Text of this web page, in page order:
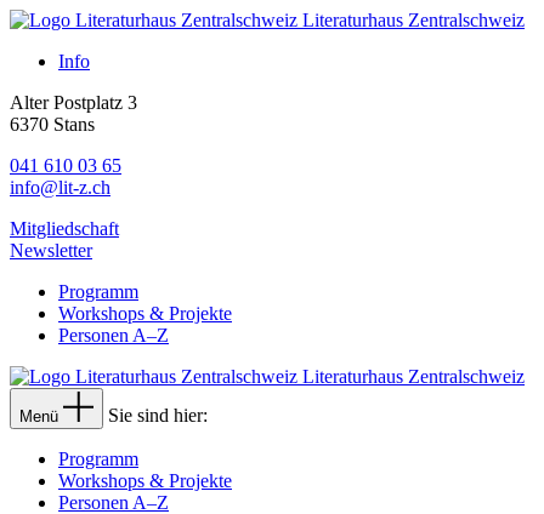
Literaturhaus Zentralschweiz
Info
Alter Postplatz 3
6370 Stans
041 610 03 65
info@lit-z.ch
Mitgliedschaft
Newsletter
Programm
Workshops & Projekte
Personen A–Z
Literaturhaus Zentralschweiz
Menü Sie sind hier:
Programm
Workshops & Projekte
Personen A–Z